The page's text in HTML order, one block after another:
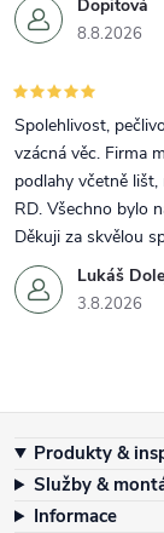
Dopitová
8.8.2026
Lukáš
3.8.2026
Spolehlivost,
vzácná věc. Firma
podlahy včetně
RD. Všechno bylo
Děkuji za skvělou
Produkty &
Služby &
Informace